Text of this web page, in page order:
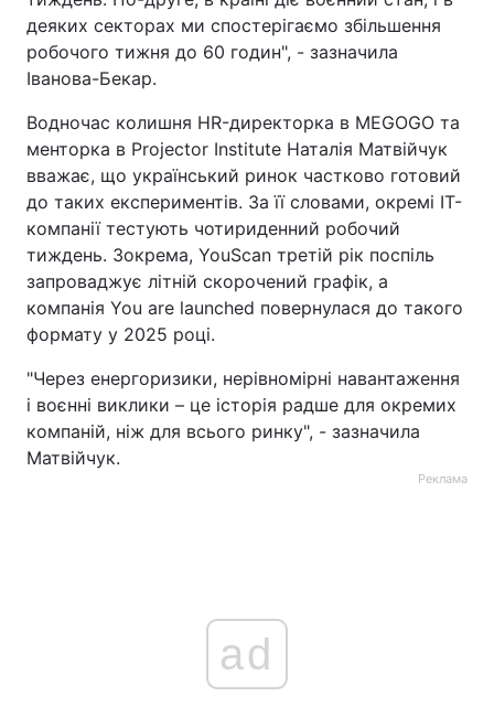
деяких секторах ми спостерігаємо збільшення
робочого тижня до 60 годин", - зазначила
Іванова-Бекар.
Водночас колишня HR-директорка в MEGOGO та
менторка в Projector Institute Наталія Матвійчук
вважає, що український ринок частково готовий
до таких експериментів. За її словами, окремі ІТ-
компанії тестують чотириденний робочий
тиждень. Зокрема, YouScan третій рік поспіль
запроваджує літній скорочений графік, а
компанія You are launched повернулася до такого
формату у 2025 році.
"Через енергоризики, нерівномірні навантаження
і воєнні виклики – це історія радше для окремих
компаній, ніж для всього ринку", - зазначила
Матвійчук.
Реклама
ad